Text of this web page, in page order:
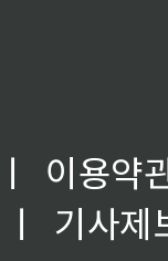
ㅣ
이용약
ㅣ
기사제